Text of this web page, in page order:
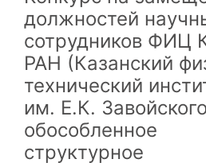
должностей
сотрудников ФИЦ
РАН (Казанский
технический
им. Е.К.
обособленное
структурное